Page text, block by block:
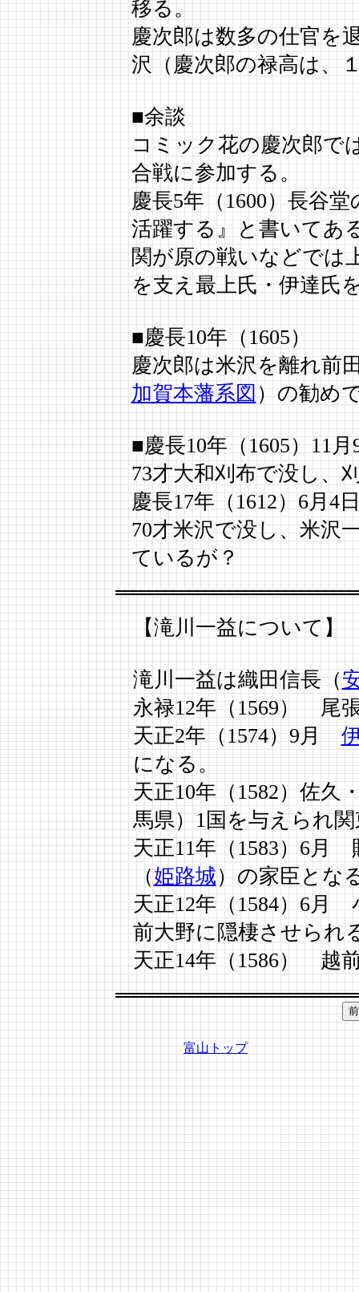
移る。
慶次郎は数多の仕官を
沢（慶次郎の禄高は、
■余談
コミック花の慶次郎で
合戦に参加する。
慶長5年（1600）長谷
活躍する』と書いてあ
関が原の戦いなどでは
を支え最上氏・伊達氏
■慶長10年（1605）
慶次郎は米沢を離れ前
加賀本藩系図）の勧め
■慶長10年（1605）11月
73才大和刈布で没し、
慶長17年（1612）6月4
70才米沢で没し、米沢
ているが？
【滝川一益について】
滝川一益は織田信長（
永禄12年（1569） 尾
天正2年（1574）9月
になる。
天正10年（1582）佐久
馬県）1国を与えられ
天正11年（1583）6月
（姫路城）の家臣とな
天正12年（1584）6月
前大野に隠棲させられ
天正14年（1586） 越
富山トップ